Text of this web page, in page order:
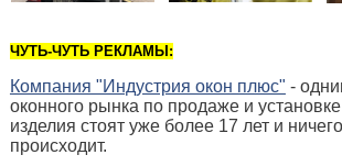
ЧУТЬ-ЧУТЬ РЕКЛАМЫ:
Компания "Индустрия окон плюс" -
оконного рынка по продаже и
изделия стоят уже более 17 лет и
происходит.